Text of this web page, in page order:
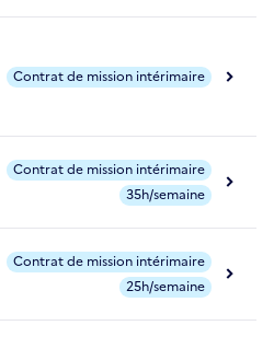
Contrat de mission intérimaire
Contrat de mission intérimaire
35h/semaine
Contrat de mission intérimaire
25h/semaine